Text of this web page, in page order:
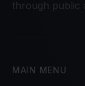
through public
MAIN MENU